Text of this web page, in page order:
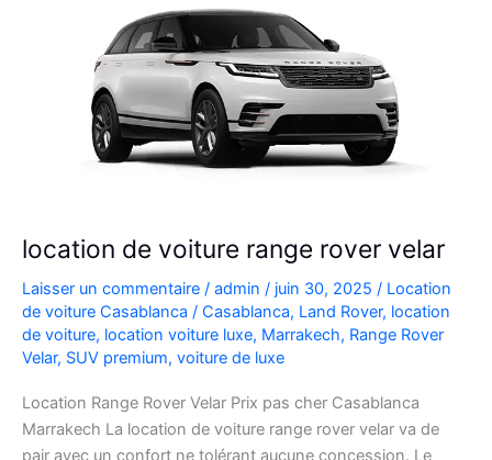
location de voiture range rover velar
Laisser un commentaire / admin / juin 30, 2025 / Location
de voiture Casablanca / Casablanca, Land Rover, location
de voiture, location voiture luxe, Marrakech, Range Rover
Velar, SUV premium, voiture de luxe
Location Range Rover Velar Prix pas cher Casablanca
Marrakech La location de voiture range rover velar va de
pair avec un confort ne tolérant aucune concession. Le